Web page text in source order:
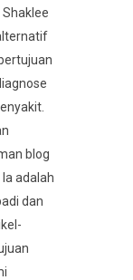
blog
adalah
dan